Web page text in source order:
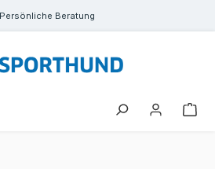
Persönliche Beratung